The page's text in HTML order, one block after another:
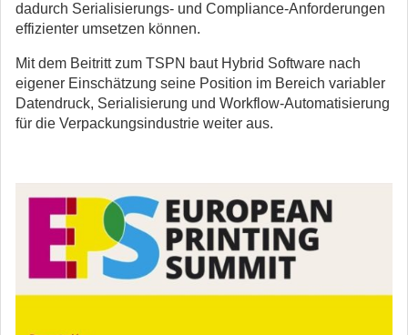
dadurch Serialisierungs- und Compliance-Anforderungen
effizienter umsetzen können.
Mit dem Beitritt zum TSPN baut Hybrid Software nach
eigener Einschätzung seine Position im Bereich variabler
Datendruck, Serialisierung und Workflow-Automatisierung
für die Verpackungsindustrie weiter aus.